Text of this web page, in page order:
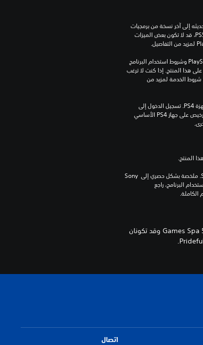
للعب هذه اللعبة على جهاز PS5، قد يحتاج جهازك إلى تحديثه إلى آخر نسخة من برمجيات
النظام. بالرغم من إمكانية لعب هذه اللعبة على جهاز PS5، قد لا تكون بعض الميزات
الخاصة بنا بالإضافة إلى أي أحكام إضافية محددة تطبق على هذا المنتج. إذا كنت لا ترغب
في قبول هذه الشروط، لا تقوم بتنزيل هذا المنتج. راجع شروط الخدمة لمزيد من
مبلغ يدفع مرة واحدة مقابل ترخيص للتنزيل على عدة أجهزة PS4. تسجيل الدخول إلى
PlayStation Network غير مطلوب لاستخدام هذا الترخيص على جهاز PS4 الأساسي
برامج مكتبة ©Sony Interactive Entertainment Inc. ملخصة بشكل حصري إلى Sony
© 2021. تم النشر بواسطة 505 Games. اسم Grow: Song of the Evertree وشعارها هما علامتان تجاريتان تخصان 505 Games Spa وقد تكونان
اتصال